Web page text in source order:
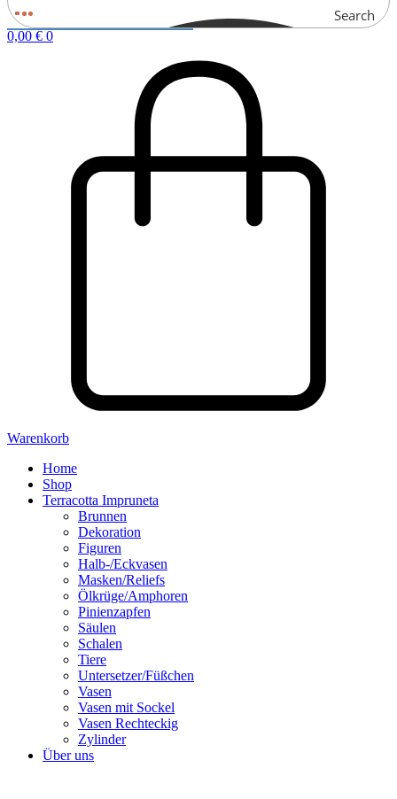
Search
0,00 € 0
Warenkorb
Home
Shop
Terracotta Impruneta
Brunnen
Dekoration
Figuren
Halb-/Eckvasen
Masken/Reliefs
Ölkrüge/Amphoren
Pinienzapfen
Säulen
Schalen
Tiere
Untersetzer/Füßchen
Vasen
Vasen mit Sockel
Vasen Rechteckig
Zylinder
Über uns